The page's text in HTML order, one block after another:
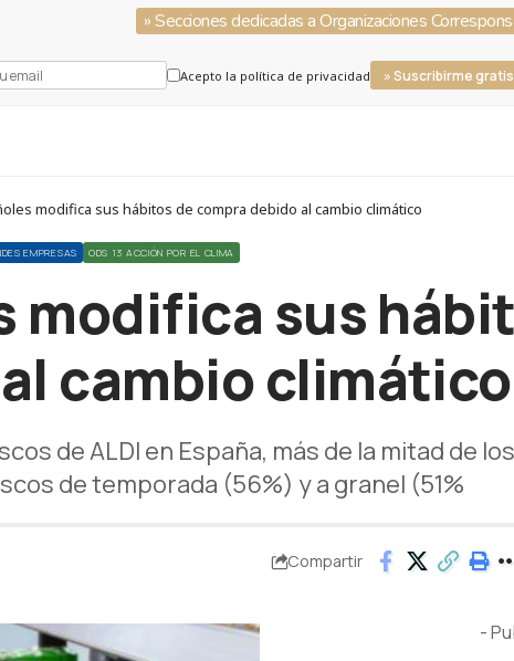
» Secciones dedicadas a Organizaciones
Acepto la política de privacidad » Suscribirme gratis
modifica sus hábitos de compra debido al cambio climático
EMPRESAS ODS 13 ACCIÓN POR EL CLIMA
modifica sus
cambio climático
de ALDI en España, más de la mitad de
de temporada (56%) y a granel (51%
Compartir
-